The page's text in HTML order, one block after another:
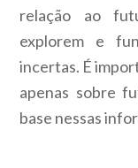
relação ao
explorem e
incertas. É
apenas sobre
base nessas